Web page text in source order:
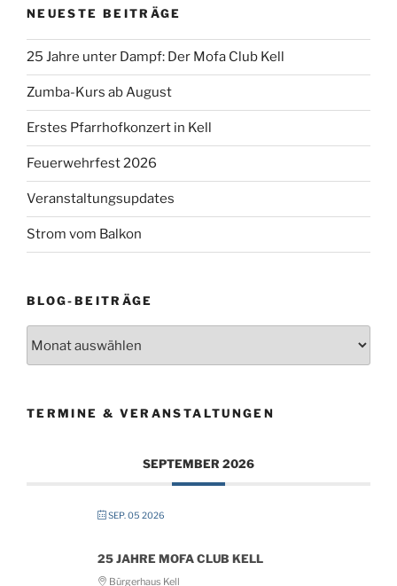
NEUESTE BEITRÄGE
25 Jahre unter Dampf: Der Mofa Club Kell
Zumba-Kurs ab August
Erstes Pfarrhofkonzert in Kell
Feuerwehrfest 2026
Veranstaltungsupdates
Strom vom Balkon
BLOG-BEITRÄGE
TERMINE & VERANSTALTUNGEN
SEPTEMBER 2026
SEP. 05 2026
25 JAHRE MOFA CLUB KELL
Bürgerhaus Kell